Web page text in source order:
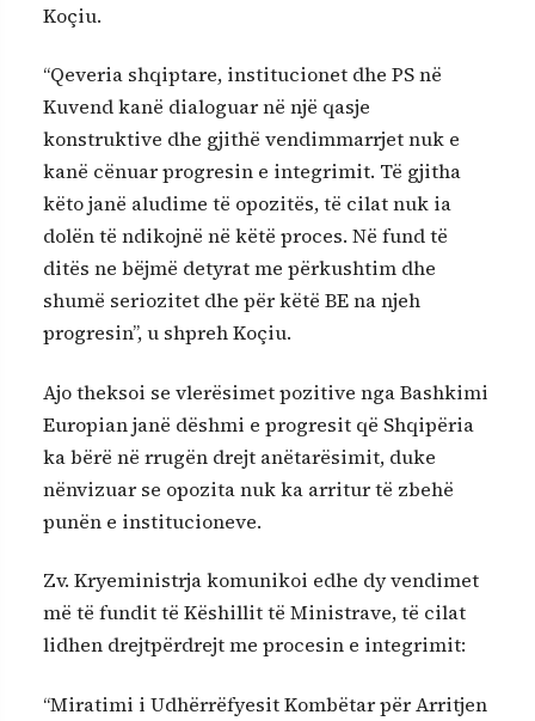
Koçiu.
“Qeveria shqiptare, institucionet dhe PS në
Kuvend kanë dialoguar në një qasje
konstruktive dhe gjithë vendimmarrjet nuk e
kanë cënuar progresin e integrimit. Të gjitha
këto janë aludime të opozitës, të cilat nuk ia
dolën të ndikojnë në këtë proces. Në fund të
ditës ne bëjmë detyrat me përkushtim dhe
shumë seriozitet dhe për këtë BE na njeh
progresin”, u shpreh Koçiu.
Ajo theksoi se vlerësimet pozitive nga Bashkimi
Europian janë dëshmi e progresit që Shqipëria
ka bërë në rrugën drejt anëtarësimit, duke
nënvizuar se opozita nuk ka arritur të zbehë
punën e institucioneve.
Zv. Kryeministrja komunikoi edhe dy vendimet
më të fundit të Këshillit të Ministrave, të cilat
lidhen drejtpërdrejt me procesin e integrimit:
“Miratimi i Udhërrëfyesit Kombëtar për Arritjen